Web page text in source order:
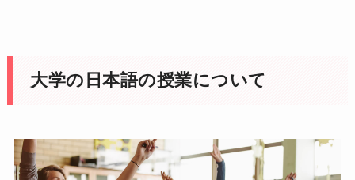
大学の日本語の授業について